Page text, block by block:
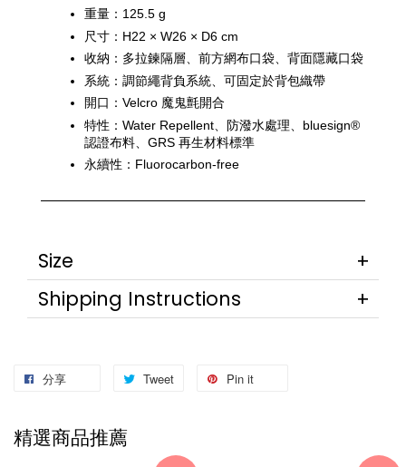
重量：125.5 g
尺寸：H22 × W26 × D6 cm
收納：多拉鍊隔層、前方網布口袋、背面隱藏口袋
系統：調節繩背負系統、可固定於背包織帶
開口：Velcro 魔鬼氈開合
特性：Water Repellent、防潑水處理、bluesign®
認證布料、GRS 再生材料標準
永續性：Fluorocarbon-free
Size
Shipping Instructions
分享 Tweet Pin it
精選商品推薦